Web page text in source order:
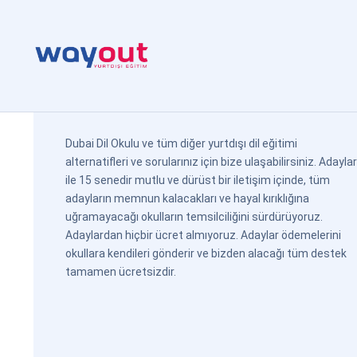
Dubai Dil Okulu ve tüm diğer yurtdışı dil eğitimi
alternatifleri ve sorularınız için bize ulaşabilirsiniz. Adaylar
ile 15 senedir mutlu ve dürüst bir iletişim içinde, tüm
adayların memnun kalacakları ve hayal kırıklığına
uğramayacağı okulların temsilciliğini sürdürüyoruz.
Adaylardan hiçbir ücret almıyoruz. Adaylar ödemelerini
okullara kendileri gönderir ve bizden alacağı tüm destek
tamamen ücretsizdir.